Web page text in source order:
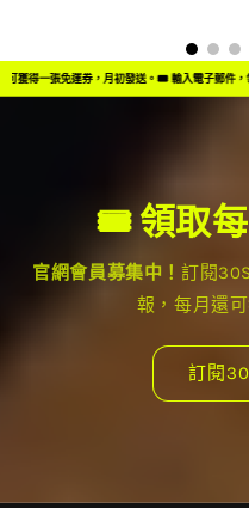
月初發送。🎟️ 輸入電子郵件，領取官網免運券優
🎟️ 領取
官網會員募集中！訂閱
報，每月還
訂閱